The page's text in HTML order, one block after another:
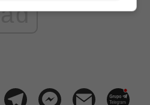
ad